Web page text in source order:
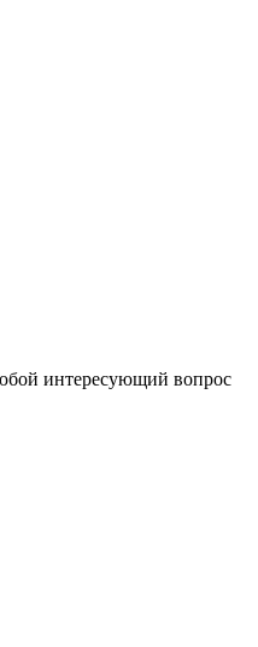
интересующий вопрос